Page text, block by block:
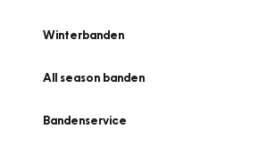
Winterbanden
All season banden
Bandenservice